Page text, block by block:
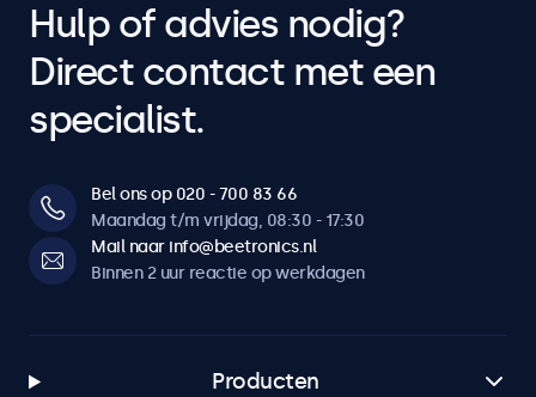
Hulp of advies nodig?
Direct contact met een
specialist.
Bel ons op 020 - 700 83 66
Maandag t/m vrijdag, 08:30 - 17:30
Mail naar info@beetronics.nl
Binnen 2 uur reactie op werkdagen
Producten